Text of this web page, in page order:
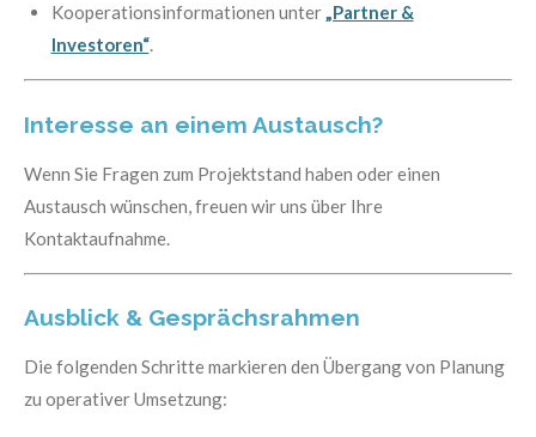
Kooperationsinformationen unter„Partner &
Investoren“.
Interesse an einem Austausch?
Wenn Sie Fragen zum Projektstand haben oder einen
Austausch wünschen, freuen wir uns über Ihre
Kontaktaufnahme.
Ausblick & Gesprächsrahmen
Die folgenden Schritte markieren den Übergang von Planung
zu operativer Umsetzung: